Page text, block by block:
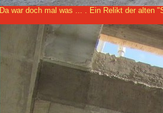
Da war doch mal was ... . Ein Relikt der alten